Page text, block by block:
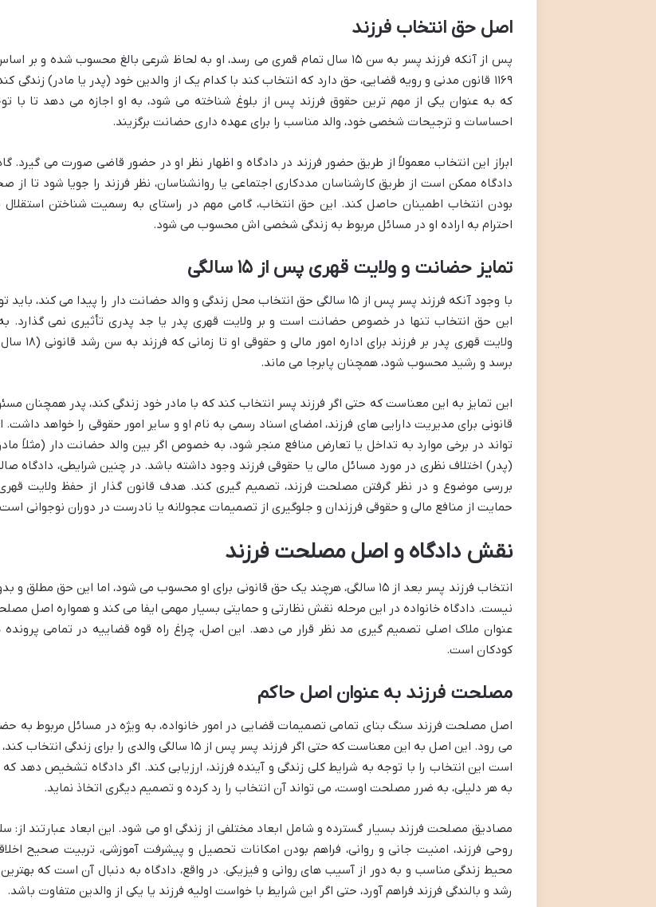
اصل حق انتخاب فرزند
پس از آنکه فرزند پسر به سن ۱۵ سال تمام قمری می رسد، او به لحاظ شرعی بالغ محسوب شده و
۱۱۶۹ قانون مدنی و رویه قضایی، حق دارد که انتخاب کند با کدام یک از والدین خود (پدر یا مادر) زندگی
که به عنوان یکی از مهم ترین حقوق فرزند پس از بلوغ شناخته می شود، به او اجازه می دهد تا با
احساسات و ترجیحات شخصی خود، والد مناسب را برای عهده داری حضانت برگزیند.
ابراز این انتخاب معمولاً از طریق حضور فرزند در دادگاه و اظهار نظر او در حضور قاضی صورت می گیرد.
دادگاه ممکن است از طریق کارشناسان مددکاری اجتماعی یا روانشناسان، نظر فرزند را جویا شود تا از
بودن انتخاب اطمینان حاصل کند. این حق انتخاب، گامی مهم در راستای به رسمیت شناختن استقلال
احترام به اراده او در مسائل مربوط به زندگی شخصی اش محسوب می شود.
تمایز حضانت و ولایت قهری پس از ۱۵ سالگی
با وجود آنکه فرزند پسر پس از ۱۵ سالگی حق انتخاب محل زندگی و والد حضانت دار را پیدا می
این حق انتخاب تنها در خصوص حضانت است و بر ولایت قهری پدر یا جد پدری تأثیری نمی گذارد. به
ولایت قهری پدر بر
برسد و رشید محسوب شود، همچنان پابرجا می ماند.
این تمایز به این معناست که حتی اگر فرزند پسر انتخاب کند که با مادر خود زندگی کند، پدر همچنان
قانونی برای مدیریت دارایی های فرزند، امضای اسناد رسمی به نام او و سایر امور حقوقی را خواهد
تواند در برخی موارد به تداخل یا تعارض منافع منجر شود، به خصوص اگر بین والد حضانت دار (مثلاً
(پدر) اختلاف نظری در مورد مسائل مالی یا حقوقی فرزند وجود داشته باشد. در چنین شرایطی، دادگاه
حمایت از منافع مالی و حقوقی فرزندان و جلوگیری از تصمیمات عجولانه یا نادرست در دوران نوجوانی
نقش دادگاه و اصل مصلحت فرزند
انتخاب فرزند پسر بعد از ۱۵ سالگی، هرچند یک حق قانونی برای او محسوب می شود، اما این حق
نیست. دادگاه خانواده در این مرحله نقش نظارتی و حمایتی بسیار مهمی ایفا می کند و همواره اصل
عنوان ملاک اصلی تصمیم گیری مد نظر قرار می دهد. این اصل، چراغ راه قوه قضاییه در تمامی پرونده
کودکان است.
مصلحت فرزند به عنوان اصل حاکم
اصل مصلحت فرزند سنگ بنای تمامی تصمیمات قضایی در امور خانواده، به ویژه در مسائل مربوط به
می رود. این اصل به این معناست که حتی اگر فرزند پسر پس از ۱۵ سالگی والدی را برای
است این انتخاب را با توجه به شرایط کلی زندگی و آینده فرزند، ارزیابی کند. اگر دادگاه تشخیص دهد که
به هر دلیلی، به ضرر مصلحت اوست، می تواند آن انتخاب را رد کرده و تصمیم دیگری اتخاذ نماید.
مصادیق مصلحت فرزند بسیار گسترده و شامل ابعاد مختلفی از زندگی او می شود. این ابعاد عبارتند
روحی فرزند، امنیت جانی و روانی، فراهم بودن امکانات تحصیل و پیشرفت آموزشی، تربیت صحیح
محیط زندگی مناسب و به دور از آسیب های روانی و فیزیکی. در واقع، دادگاه به دنبال آن است که بهترین
رشد و بالندگی فرزند فراهم آورد، حتی اگر این شرایط با خواست اولیه فرزند یا یکی از والدین متفاوت باشد.